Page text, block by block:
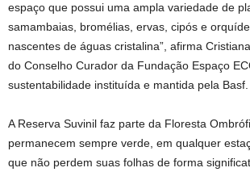
espaço que possui uma ampla variedade de
samambaias, bromélias, ervas, cipós e
nascentes de águas cristalina”, afirma
do Conselho Curador da Fundação Espaço
sustentabilidade instituída e mantida pela Basf.
A Reserva Suvinil faz parte da Floresta
permanecem sempre verde, em qualquer
que não perdem suas folhas de forma